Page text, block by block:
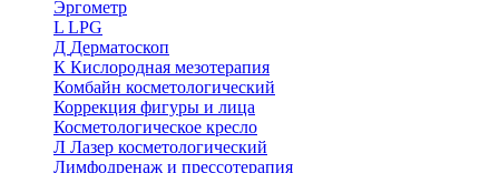
Эргометр
L LPG
Д Дерматоскоп
К Кислородная мезотерапия
Комбайн косметологический
Коррекция фигуры и лица
Косметологическое кресло
Л Лазер косметологический
Лимфодренаж и прессотерапия